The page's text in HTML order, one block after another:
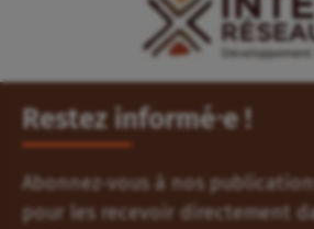
Restez informé⸱e !
Abonnez-vous à nos
pour les recevoir directement